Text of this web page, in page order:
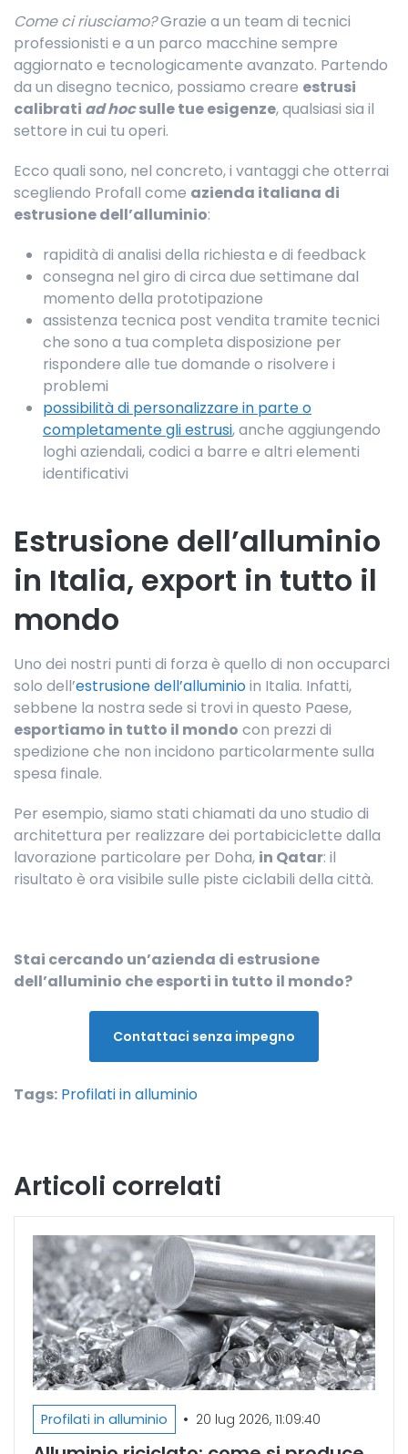
Come ci riusciamo?Grazie a un team di tecnici
professionisti e a un parco macchine sempre
aggiornato e tecnologicamente avanzato. Partendo
da un disegno tecnico, possiamo creare estrusi
calibrati ad hocsulle tue esigenze, qualsiasi sia il
settore in cui tu operi.
Ecco quali sono, nel concreto, i vantaggi che otterrai
scegliendo Profall come azienda italiana di
estrusione dell’alluminio:
rapidità di analisi della richiesta e di feedback
consegna nel giro di circa due settimane dal
momento della prototipazione
assistenza tecnica post vendita tramite tecnici
che sono a tua completa disposizione per
rispondere alle tue domande o risolvere i
problemi
possibilità di personalizzare in parte o
completamente gli estrusi, anche aggiungendo
loghi aziendali, codici a barre e altri elementi
identificativi
Estrusione dell’alluminio
in Italia, export in tutto il
mondo
Uno dei nostri punti di forza è quello di non occuparci
solo dell’estrusione dell’alluminioin Italia. Infatti,
sebbene la nostra sede si trovi in questo Paese,
esportiamo in tutto il mondo con prezzi di
spedizione che non incidono particolarmente sulla
spesa finale.
Per esempio, siamo stati chiamati da uno studio di
architettura per realizzare dei portabiciclette dalla
lavorazione particolare per Doha, in Qatar: il
risultato è ora visibile sulle piste ciclabili della città.
Stai cercando un’azienda di estrusione
dell’alluminio che esporti in tutto il mondo?
Contattaci senza impegno
Tags: Profilati in alluminio
Articoli correlati
Profilati in alluminio • 20 lug 2026, 11:09:40